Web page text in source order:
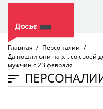
Главная
Персоналии
Да пошли они на х .. со своей
мужчин с 23 февраля